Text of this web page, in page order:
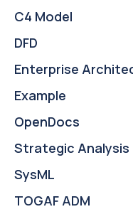
C4 Model
DFD
Enterprise
Example
OpenDocs
Strategic Analysis
SysML
TOGAF ADM